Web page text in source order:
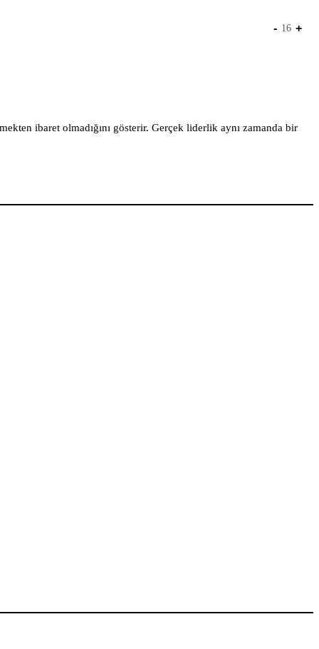
ibaret olmadığını gösterir. Gerçek liderlik aynı zamanda bir
- 16 +